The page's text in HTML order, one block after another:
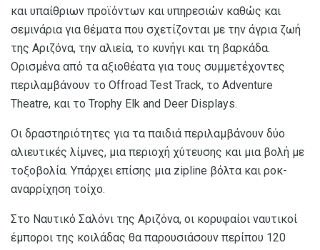
και υπαίθριων προϊόντων και υπηρεσιών καθώς και
σεμινάρια για θέματα που σχετίζονται με την άγρια ​​ζωή
της Αριζόνα, την αλιεία, το κυνήγι και τη βαρκάδα.
Ορισμένα από τα αξιοθέατα για τους συμμετέχοντες
περιλαμβάνουν το Offroad Test Track, το Adventure
Theatre, και το Trophy Elk and Deer Displays.
Οι δραστηριότητες για τα παιδιά περιλαμβάνουν δύο
αλιευτικές λίμνες, μια περιοχή χύτευσης και μια βολή με
τοξοβολία. Υπάρχει επίσης μια zipline βόλτα και ροκ-
αναρρίχηση τοίχο.
Στο Ναυτικό Σαλόνι της Αριζόνα, οι κορυφαίοι ναυτικοί
έμποροι της κοιλάδας θα παρουσιάσουν περίπου 120